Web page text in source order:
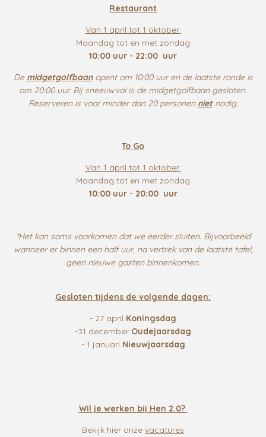
Restaurant
Van 1 april tot 1 oktober:
Maandag tot en met zondag
10:00 uur - 22:00 uur
De midgetgolfbaanopent om 10:00 uur en de laatste ronde is
om 20:00 uur. Bij sneeuwval is de midgetgolfbaan gesloten.
Reserveren is voor minder dan 20 personen nietnodig.
To Go
Van 1 april tot 1 oktober:
Maandag tot en met zondag
10:00 uur - 20:00 uur
*Het kan soms voorkomen dat we eerder sluiten. Bijvoorbeeld
wanneer er binnen een half uur, na vertrek van de laatste tafel,
geen nieuwe gasten binnenkomen.
Gesloten tijdens de volgende dagen:
- 27 april Koningsdag
-31 december Oudejaarsdag
- 1 januari Nieuwjaarsdag
Wil je werken bij Hen 2.0?
Bekijk hier onze vacatures